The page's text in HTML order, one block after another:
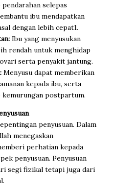
selepas
ibu mendapatkan
dengan lebih cepat1.
Ibu yang menyusukan
rendah untuk menghidap
serta penyakit jantung.
Menyusu dapat memberikan
kepada ibu, serta
postpartum.
penyusuan. Dalam
menegaskan
perhatian kepada
penyusuan. Penyusuan
segi fizikal tetapi juga dari